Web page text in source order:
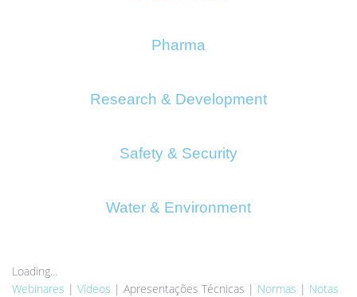
Pharma
Research & Development
Safety & Security
Water & Environment
Loading...
Webinares | Vídeos | Apresentações Técnicas | Normas | Notas